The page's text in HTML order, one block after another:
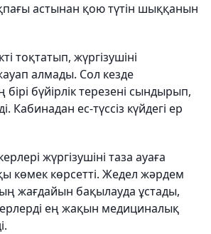
астынан қою түтін шыққанын
тоқтатып, жүргізушіні
алмады. Сол кезде
бүйірлік терезені сындырып,
Кабинадан ес-түссіз күйдегі ер
жүргізушіні таза ауаға
көмек көрсетті. Жедел жәрдем
жағдайын бақылауда ұстады,
ең жақын медициналық